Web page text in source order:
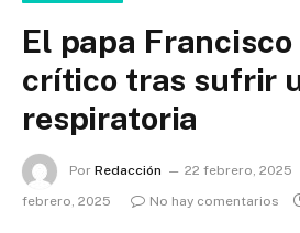
El papa
crítico tras sufrir
respiratoria
Por Redacción 22 febrero, 2025
febrero, 2025
No hay comentarios